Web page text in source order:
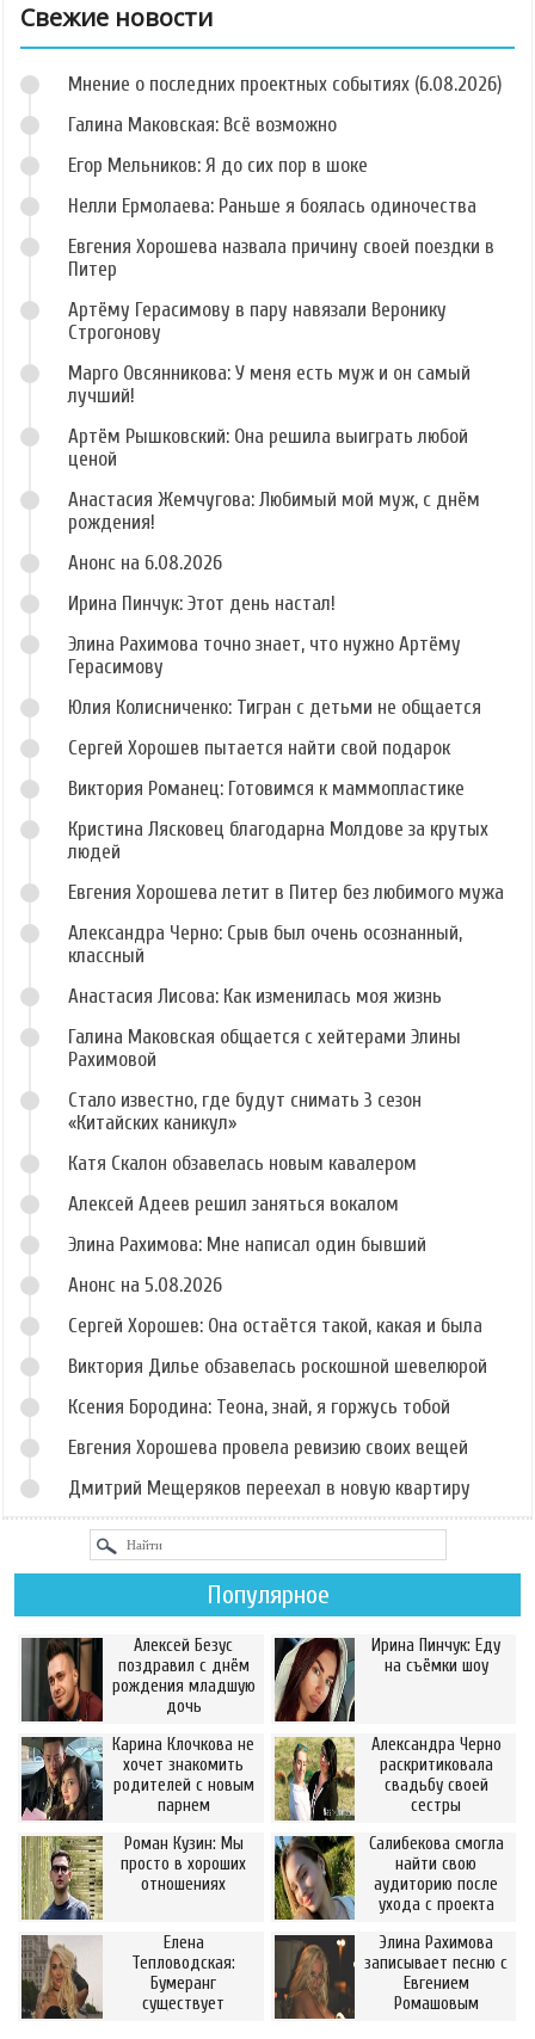
Свежие новости
Мнение о последних проектных событиях (6.08.2026)
Галина Маковская: Всё возможно
Егор Мельников: Я до сих пор в шоке
Нелли Ермолаева: Раньше я боялась одиночества
Евгения Хорошева назвала причину своей поездки в
Питер
Артёму Герасимову в пару навязали Веронику
Строгонову
Марго Овсянникова: У меня есть муж и он самый
лучший!
Артём Рышковский: Она решила выиграть любой
ценой
Анастасия Жемчугова: Любимый мой муж, с днём
рождения!
Анонс на 6.08.2026
Ирина Пинчук: Этот день настал!
Элина Рахимова точно знает, что нужно Артёму
Герасимову
Юлия Колисниченко: Тигран с детьми не общается
Сергей Хорошев пытается найти свой подарок
Виктория Романец: Готовимся к маммопластике
Кристина Лясковец благодарна Молдове за крутых
людей
Евгения Хорошева летит в Питер без любимого мужа
Александра Черно: Срыв был очень осознанный,
классный
Анастасия Лисова: Как изменилась моя жизнь
Галина Маковская общается с хейтерами Элины
Рахимовой
Стало известно, где будут снимать 3 сезон
«Китайских каникул»
Катя Скалон обзавелась новым кавалером
Алексей Адеев решил заняться вокалом
Элина Рахимова: Мне написал один бывший
Анонс на 5.08.2026
Сергей Хорошев: Она остаётся такой, какая и была
Виктория Дилье обзавелась роскошной шевелюрой
Ксения Бородина: Теона, знай, я горжусь тобой
Евгения Хорошева провела ревизию своих вещей
Дмитрий Мещеряков переехал в новую квартиру
Популярное
Алексей Безус
поздравил с днём
рождения младшую
дочь
Ирина Пинчук: Еду
на съёмки шоу
Карина Клочкова не
хочет знакомить
родителей с новым
парнем
Александра Черно
раскритиковала
свадьбу своей
сестры
Роман Кузин: Мы
просто в хороших
отношениях
Салибекова смогла
найти свою
аудиторию после
ухода с проекта
Елена
Тепловодская:
Бумеранг
существует
Элина Рахимова
записывает песню с
Евгением
Ромашовым